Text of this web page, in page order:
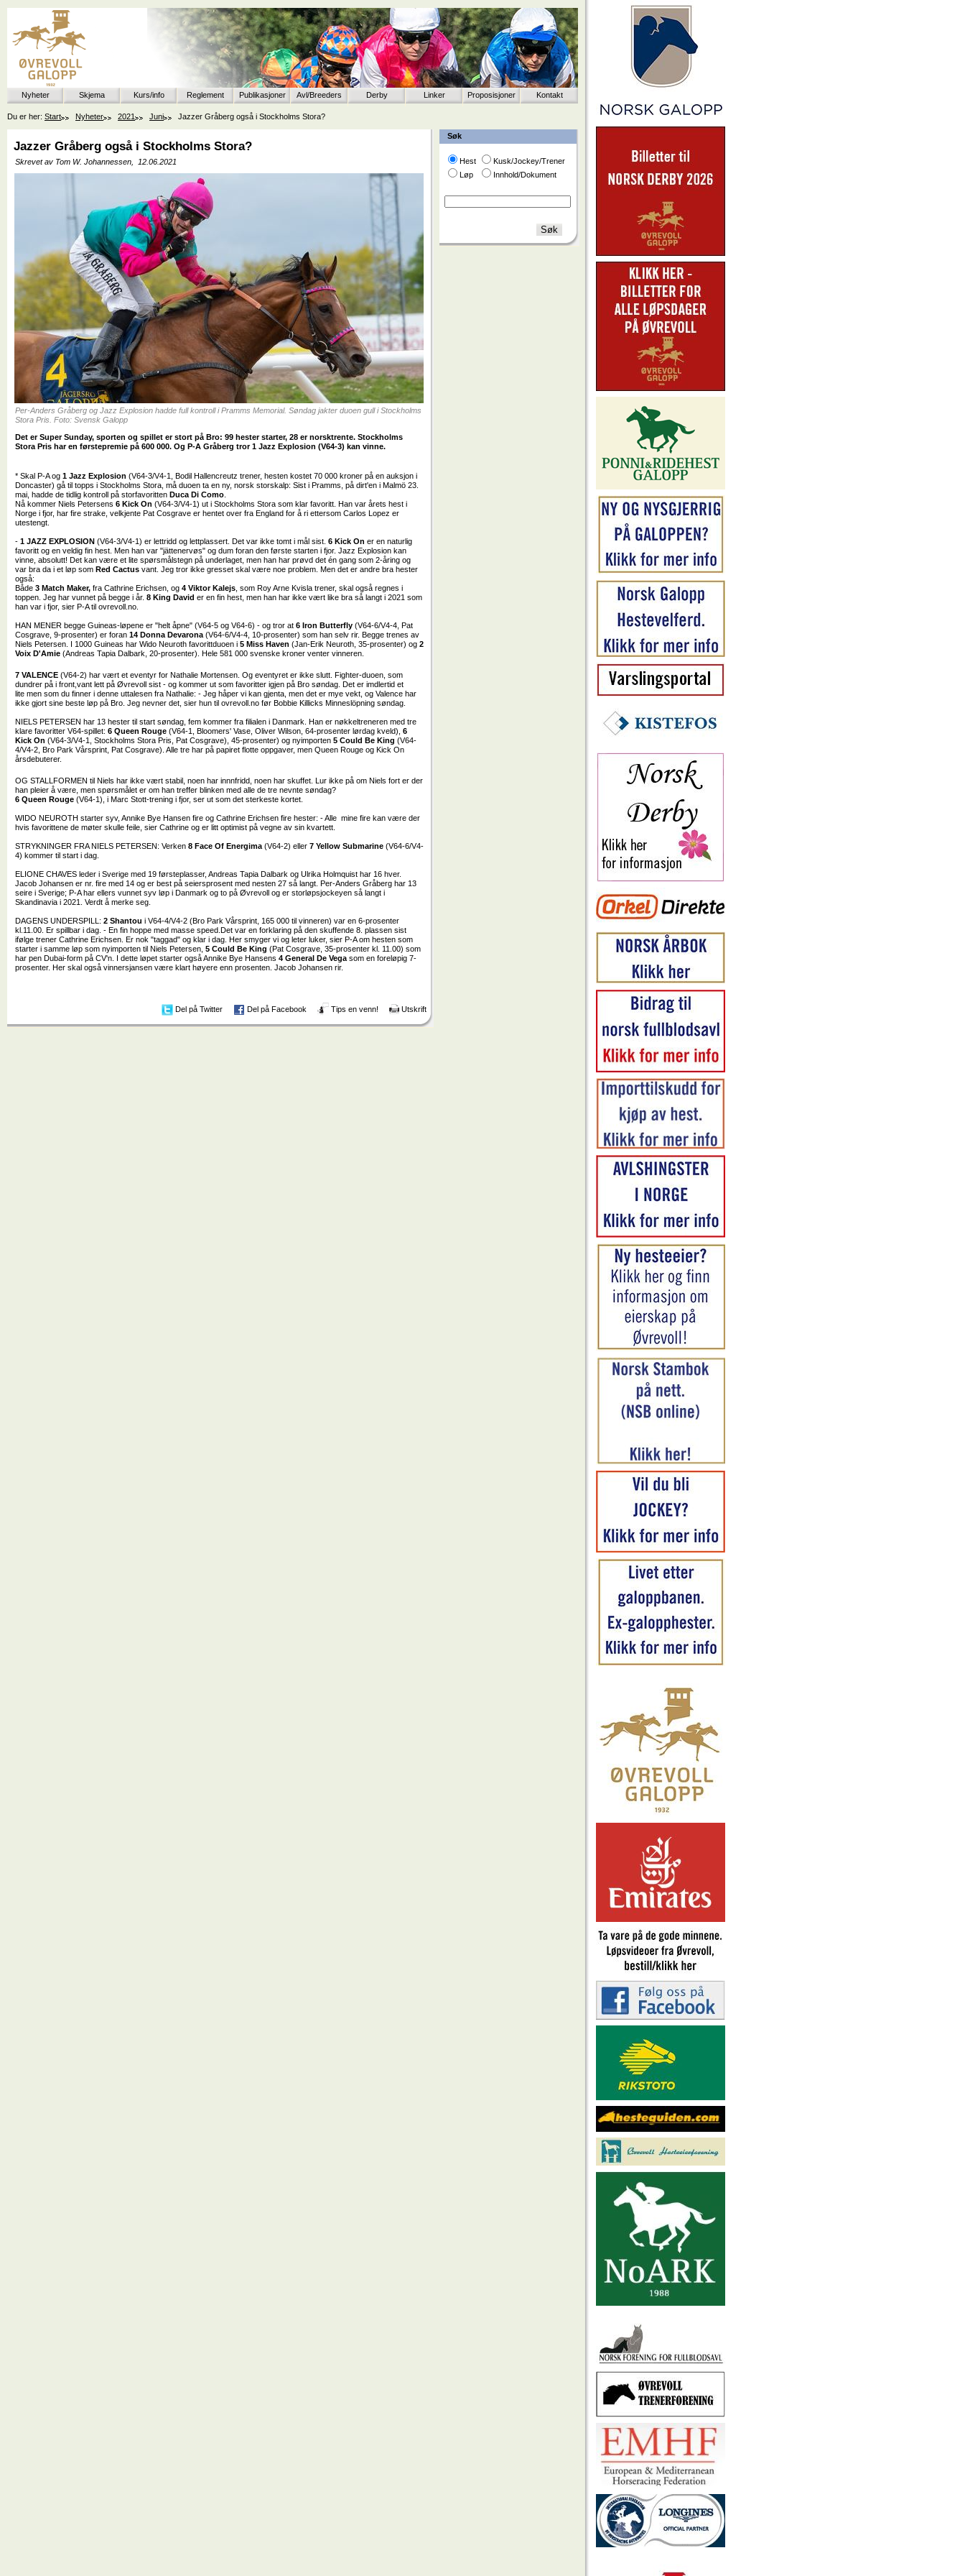
Nyheter Skjema Kurs/info Reglement Publikasjoner Avl/Breeders Derby Linker Proposisjoner Kontakt
Du er her: Start Nyheter 2021 Juni Jazzer Gråberg også i Stockholms Stora?
Søk
Hest
Kusk/Jockey/Trener
Løp
Innhold/Dokument
Jazzer Gråberg også i Stockholms Stora?
Skrevet av Tom W. Johannessen, 12.06.2021
Per-Anders Gråberg og Jazz Explosion hadde full kontroll i Pramms Memorial. Søndag jakter duoen gull i Stockholms
Stora Pris. Foto: Svensk Galopp
Det er Super Sunday, sporten og spillet er stort på Bro: 99 hester starter, 28 er norsktrente. Stockholms
Stora Pris har en førstepremie på 600 000. Og P-A Gråberg tror 1 Jazz Explosion (V64-3) kan vinne.
* Skal P-A og1 Jazz Explosion (V64-3/V4-1, Bodil Hallencreutz trener, hesten kostet 70 000 kroner på en auksjon i
Doncaster) gå til topps i Stockholms Stora, må duoen ta en ny, norsk storskalp: Sist i Pramms, på dirt'en i Malmö 23.
mai, hadde de tidlig kontroll på storfavoritten Duca Di Como
Nå kommer Niels Petersens6 Kick On (V64-3/V4-1) ut i Stockholms Stora som klar favoritt. Han var årets hest i
Norge i fjor, har fire strake, velkjente Pat Cosgrave er hentet over fra England for å ri ettersom Carlos Lopez er
utestengt.
-1 JAZZ EXPLOSION (V64-3/V4-1) er lettridd og lettplassert. Det var ikke tomt i mål sist. 6 Kick Oner en naturlig
favoritt og en veldig fin hest. Men han var "jättenervøs" og dum foran den første starten i fjor. Jazz Explosion kan
vinne, absolutt! Det kan være et lite spørsmålstegn på underlaget, men han har prøvd det én gang som 2-åring og
var bra da i et løp som Red Cactus vant. Jeg tror ikke gresset skal være noe problem. Men det er andre bra hester
også:
Både3 Match Maker, fra Cathrine Erichsen, og4 Viktor Kalejs , som Roy Arne Kvisla trener, skal også regnes i
toppen. Jeg har vunnet på begge i år.8 King David er en fin hest, men han har ikke vært like bra så langt i 2021 som
han var i fjor, sier P-A til ovrevoll.no.
HAN MENER begge Guineas-løpene er "helt åpne" (V64-5 og V64-6) - og tror at6 Iron Butterfly (V64-6/V4-4, Pat
Cosgrave, 9-prosenter) er foran14 Donna Devarona (V64-6/V4-4, 10-prosenter) som han selv rir. Begge trenes av
Niels Petersen. I 1000 Guineas har Wido Neuroth favorittduoen i5 Miss Haven (Jan-Erik Neuroth, 35-prosenter) og2
Voix D'Amie (Andreas Tapia Dalbark, 20-prosenter). Hele 581 000 svenske kroner venter vinneren.
7 VALENCE (V64-2) har vært et eventyr for Nathalie Mortensen. Og eventyret er ikke slutt. Fighter-duoen, som
dundrer på i front,vant lett på Øvrevoll sist - og kommer ut som favoritter igjen på Bro søndag. Det er imdlertid et
litemen som dufinner i denne uttalesen fra Nathalie: -Jeg håper vi kan gjenta, men det er mye vekt, og Valence har
ikke gjort sine beste løp på Bro. Jeg nevner det, sier hun til ovrevoll.no før Bobbie Killicks Minneslöpning søndag.
NIELS PETERSEN har 13 hester til start søndag, fem kommer fra filialen i Danmark. Han er nøkkeltreneren med tre
klare favoritter V64-spillet:6 Queen Rouge (V64-1, Bloomers' Vase, Oliver Wilson, 64-prosenter lørdag kveld),6
Kick On (V64-3/V4-1, Stockholms Stora Pris, Pat Cosgrave), 45-prosenter) og nyimporten5 Could Be King (V64-
4/V4-2, Bro Park Vårsprint, Pat Cosgrave). Alle tre har på papiret flotte oppgaver, men Queen Rouge og Kick On
årsdebuterer.
OG STALLFORMEN til Niels har ikke vært stabil, noen har innnfridd, noen har skuffet. Lur ikke på om Niels fort er der
han pleier å være, men spørsmålet er om han treffer blinken med alle de tre nevnte søndag?
6 Queen Rouge(V64-1), i Marc Stott-trening i fjor, ser ut som det sterkeste kortet.
WIDO NEUROTH starter syv, Annike Bye Hansen fire og Cathrine Erichsen fire hester: - Alle mine fire kan være der
hvis favorittene de møter skulle feile, sier Cathrine og er litt optimist på vegne av sin kvartett.
STRYKNINGER FRA NIELS PETERSEN: Verken8 Face Of Energima (V64-2) eller7 Yellow Submarine (V64-6/V4-
4) kommer til start i dag.
ELIONE CHAVES leder i Sverige med 19 førsteplasser, Andreas Tapia Dalbark og Ulrika Holmquist har 16 hver.
Jacob Johansen er nr. fire med 14 og er best på seiersprosent med nesten 27 så langt. Per-Anders Gråberg har 13
seire i Sverige; P-A har ellers vunnet syv løp i Danmark og to på Øvrevoll og er storløpsjockeyen så langt i
Skandinavia i 2021. Verdt å merke seg.
DAGENS UNDERSPILL:2 Shantou i V64-4/V4-2 (Bro Park Vårsprint, 165 000 til vinneren) var en 6-prosenter
kl.11.00. Er spillbar i dag. - En fin hoppe med masse speed.Det var en forklaring på den skuffende 8. plassen sist
ifølge trener Cathrine Erichsen. Er nok "taggad" og klar i dag. Her smyger vi og leter luker, sier P-A om hesten som
starter i samme løp som nyimporten til Niels Petersen,5 Could Be King (Pat Cosgrave, 35-prosenter kl. 11.00) som
har pen Dubai-form på CV'n. I dette løpet starter også Annike Bye Hansens4 General De Vega som en foreløpig 7-
prosenter. Her skal også vinnersjansen være klart høyere enn prosenten. Jacob Johansen rir.
Del på Twitter Del på Facebook Tips en venn! Utskrift